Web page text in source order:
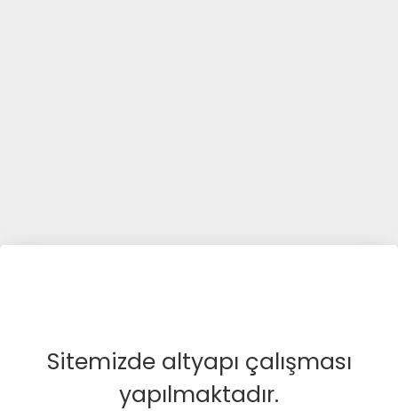
Sitemizde altyapı çalışması
yapılmaktadır.